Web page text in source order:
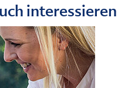
interessieren